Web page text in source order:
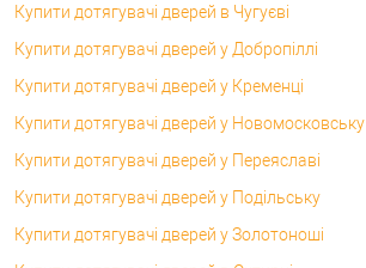
Купити дотягувачі дверей в Чугуєві
Купити дотягувачі дверей у Добропіллі
Купити дотягувачі дверей у Кременці
Купити дотягувачі дверей у Новомосковську
Купити дотягувачі дверей у Переяславі
Купити дотягувачі дверей у Подільську
Купити дотягувачі дверей у Золотоноші